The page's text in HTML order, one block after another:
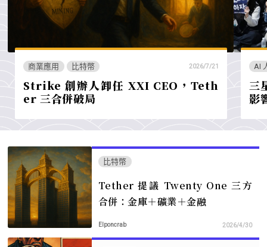
商業應用 比特幣 2026/7/21
Strike 創辦人卸任 XXI CEO，Teth
er 三合併破局
AI
三
影
比特幣
Tether 提議 Twenty One 三方
合併：金庫＋礦業＋金融
Elponcrab 2026/4/30